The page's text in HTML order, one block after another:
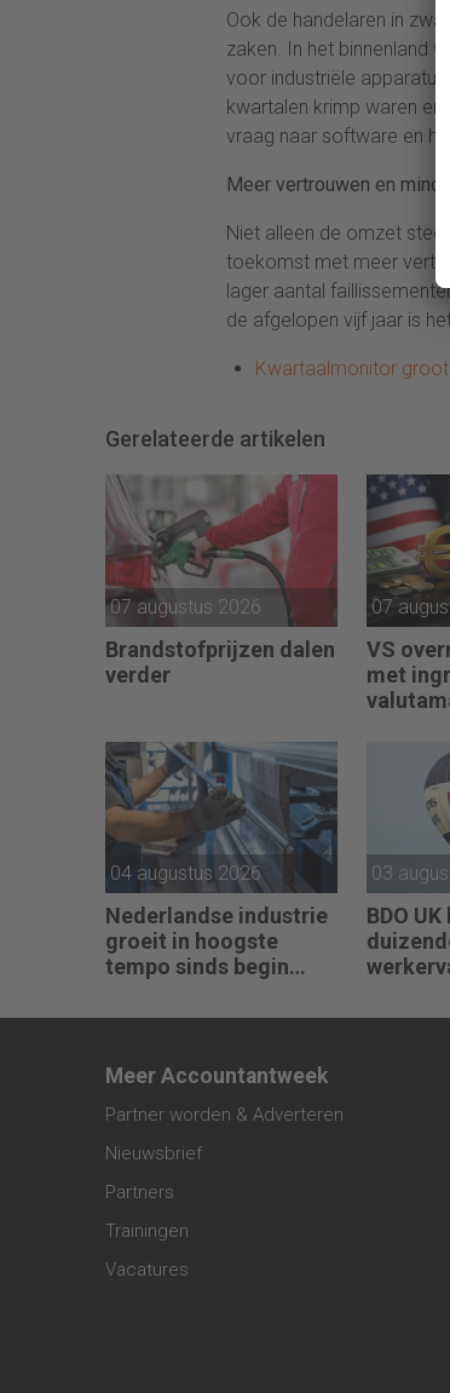
Ook de handelaren in
zaken. In het binnenland
voor industriële
kwartalen krimp waren er
vraag naar software en
Meer vertrouwen en
Niet alleen de omzet
toekomst met meer
lager aantal
de afgelopen vijf jaar is
Kwartaalmonitor
Gerelateerde artikelen
07 augustus 2026
Brandstofprijzen dalen
verder
07
VS
met
04 augustus 2026
Nederlandse industrie
groeit in hoogste
tempo sinds begin
03
BDO
Meer Accountantweek
Partner worden & Adverteren
Nieuwsbrief
Partners
Trainingen
Vacatures